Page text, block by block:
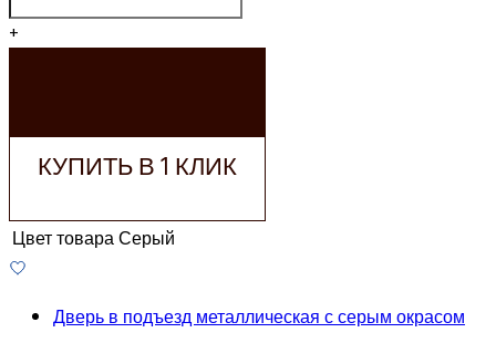
+
КУПИТЬ В 1 КЛИК
Цвет товараСерый
Дверь в подъезд металлическая с серым окрасом